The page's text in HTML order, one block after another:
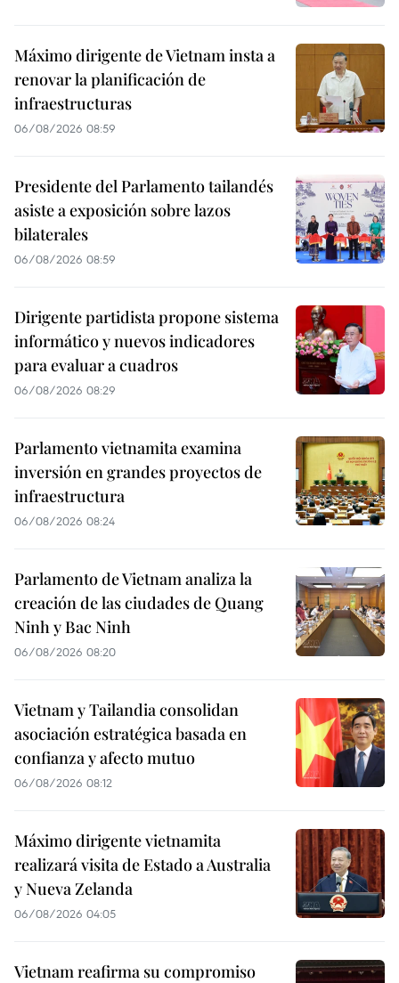
Máximo dirigente de Vietnam insta a
renovar la planificación de
infraestructuras
06/08/2026 08:59
Presidente del Parlamento tailandés
asiste a exposición sobre lazos
bilaterales
06/08/2026 08:59
Dirigente partidista propone sistema
informático y nuevos indicadores
para evaluar a cuadros
06/08/2026 08:29
Parlamento vietnamita examina
inversión en grandes proyectos de
infraestructura
06/08/2026 08:24
Parlamento de Vietnam analiza la
creación de las ciudades de Quang
Ninh y Bac Ninh
06/08/2026 08:20
Vietnam y Tailandia consolidan
asociación estratégica basada en
confianza y afecto mutuo
06/08/2026 08:12
Máximo dirigente vietnamita
realizará visita de Estado a Australia
y Nueva Zelanda
06/08/2026 04:05
Vietnam reafirma su compromiso